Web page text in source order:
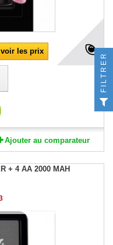
les prix
Ajouter au comparateur
+ 4 AA 2000 MAH
FILTRER